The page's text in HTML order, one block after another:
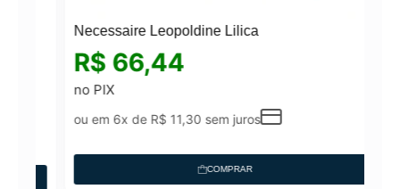
Necessaire Leopoldine Lilica
R$66,44
no PIX
ou em 6x deR$11,30sem juros
COMPRAR